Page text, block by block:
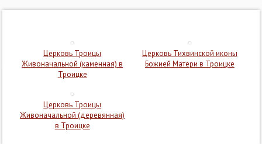
Церковь Троицы
Живоначальной (каменная) в
Троицке
Церковь Тихвинской иконы
Божией Матери в Троицке
Церковь Троицы
Живоначальной (деревянная)
в Троицке